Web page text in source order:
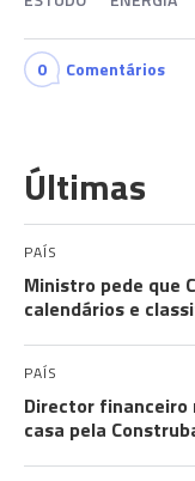
0 Comentários
Últimas
PAÍS
Ministro pede que
calendários e
PAÍS
Director financeiro
casa pela